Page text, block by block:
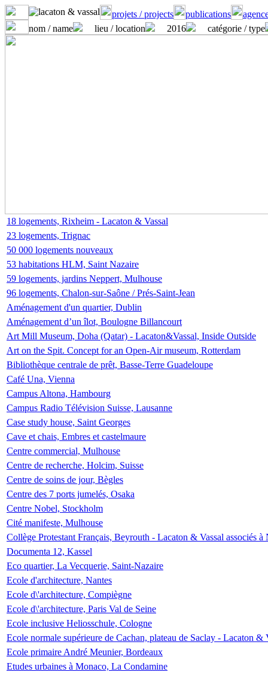
projets / projects publications
nom / name
lieu / location 2016 catégorie / type
18 logements, Rixheim - Lacaton & Vassal
23 logements, Trignac
50 000 logements nouveaux
53 habitations HLM, Saint Nazaire
59 logements, jardins Neppert, Mulhouse
96 logements, Chalon-sur-Saône / Prés-Saint-Jean
Aménagement d'un quartier, Dublin
Aménagement d’un îlot, Boulogne Billancourt
Art Mill Museum, Doha (Qatar) - Lacaton&Vassal, Inside Outside
Art on the Spit. Concept for an Open-Air museum, Rotterdam
Bibliothèque centrale de prêt, Basse-Terre Guadeloupe
Café Una, Vienna
Campus Altona, Hambourg
Campus Radio Télévision Suisse, Lausanne
Case study house, Saint Georges
Cave et chais, Embres et castelmaure
Centre commercial, Mulhouse
Centre de recherche, Holcim, Suisse
Centre de soins de jour, Bègles
Centre des 7 ports jumelés, Osaka
Centre Nobel, Stockholm
Cité manifeste, Mulhouse
Collège Protestant Français, Beyrouth - Lacaton & Vassal associés
Documenta 12, Kassel
Eco quartier, La Vecquerie, Saint-Nazaire
Ecole d'architecture, Nantes
Ecole d\'architecture, Compiègne
Ecole d\'architecture, Paris Val de Seine
Ecole inclusive Heliosschule, Cologne
Ecole normale supérieure de Cachan, plateau de Saclay - Lacaton &
Ecole primaire André Meunier, Bordeaux
Etudes urbaines à Monaco, La Condamine